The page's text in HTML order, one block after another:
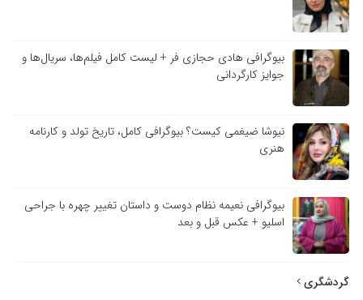
بیوگرافی هادی حجازی فر + لیست کامل فیلم‌ها، سریال‌ها و
جوایز کارگردانی
نیوشا ضیغمی کیست؟ بیوگرافی کامل، تاریخ تولد و کارنامه
هنری
بیوگرافی نعیمه نظام دوست و داستان تغییر چهره با جراحی
اسلیو + عکس قبل و بعد
گردشگری